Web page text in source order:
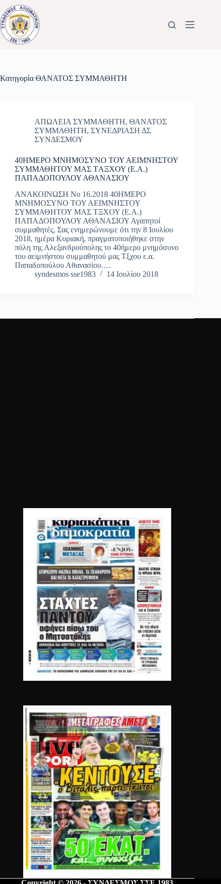
Μετάβαση
στο
περιεχόμενο
Κατηγορία ΘΑΝΑΤΟΣ ΣΥΜΜΑΘΗΤΗ
ΑΠΩΛΕΙΑ ΣΥΜΜΑΘΗΤΗ, ΘΑΝΑΤΟΣ
ΣΥΜΜΑΘΗΤΗ, ΣΥΝΕΔΡΙΑΣΗ ΔΣ
ΣΥΝΔΕΣΜΟΥ
40ΗΜΕΡΟ ΜΝΗΜΟΣΥΝΟ ΤΟΥ ΑΕΙΜΝΗΣΤΟΥ
ΣΥΜΜΑΘΗΤΟΥ ΜΑΣ ΤAΞΧΟΥ (Ε.Α.)
ΠΑΠΑΔΟΠΟΥΛΟΥ ΑΘΑΝΑΣΙΟΥ
ΑΝΑΚΟΙΝΩΣΗ Νο 16.2018 40ΗΜΕΡΟ
ΜΝΗΜΟΣΥΝΟ ΤΟΥ ΑΕΙΜΝΗΣΤΟΥ
ΣΥΜΜΑΘΗΤΟΥ ΜΑΣ ΤΞΧΟΥ (Ε.Α.)
ΠΑΠΑΔΟΠΟΥΛΟΥ ΑΘΑΝΑΣΙΟΥ Αγαπητοί
συμμαθητές, Σας ενημερώνουμε ότι την 8 Ιουλίου
2018, ημέρα Κυριακή, πραγματοποιήθηκε στην
πόλη της Αλεξανδρούπολης το 40ήμερο μνημόσυνο
του αειμνήστου συμμαθητού μας Τξχου ε.α.
Παπαδοπούλου Αθανασίου.…
syndesmos sse1983
14 Ιουλίου 2018